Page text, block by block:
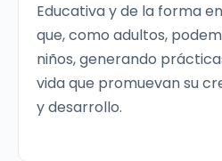
Educativa y de la forma
que, como adultos,
niños, generando
vida que promuevan su
y desarrollo.